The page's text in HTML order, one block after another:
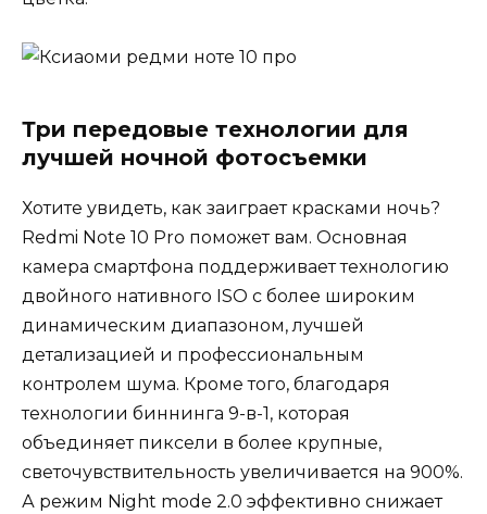
Три передовые технологии для
лучшей ночной фотосъемки
Хотите увидеть, как заиграет красками ночь?
Redmi Note 10 Pro поможет вам. Основная
камера смартфона поддерживает технологию
двойного нативного ISO с более широким
динамическим диапазоном, лучшей
детализацией и профессиональным
контролем шума. Кроме того, благодаря
технологии биннинга 9-в-1, которая
объединяет пиксели в более крупные,
светочувствительность увеличивается на 900%.
А режим Night mode 2.0 эффективно снижает